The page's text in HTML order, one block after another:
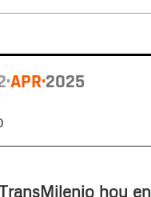
APR 2025
hoy en